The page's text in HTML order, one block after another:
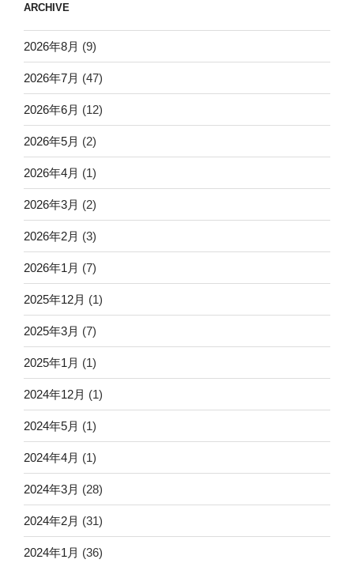
ARCHIVE
2026年8月 (9)
2026年7月 (47)
2026年6月 (12)
2026年5月 (2)
2026年4月 (1)
2026年3月 (2)
2026年2月 (3)
2026年1月 (7)
2025年12月 (1)
2025年3月 (7)
2025年1月 (1)
2024年12月 (1)
2024年5月 (1)
2024年4月 (1)
2024年3月 (28)
2024年2月 (31)
2024年1月 (36)